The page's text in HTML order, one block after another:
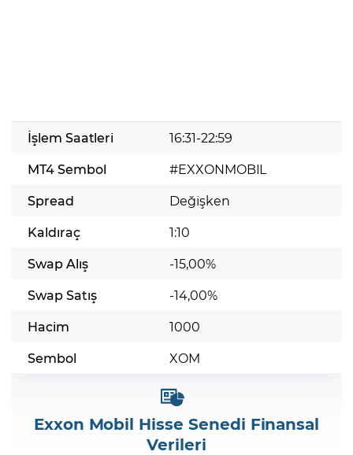
İşlem Saatleri
16:31-22:59
MT4 Sembol
#EXXONMOBIL
Spread
Değişken
Kaldıraç
1:10
Swap Alış
-15,00%
Swap Satış
-14,00%
Hacim
1000
Sembol
XOM
Exxon Mobil Hisse Senedi Finansal
Verileri